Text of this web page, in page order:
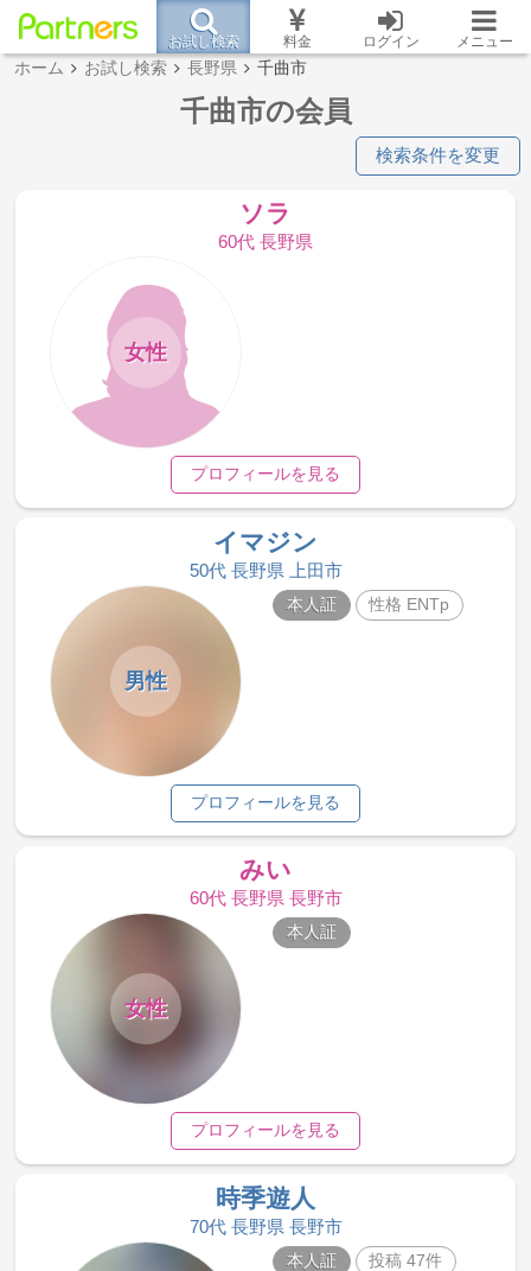
お試し検索 料金 ログイン メニュー
ホーム お試し検索 長野県 千曲市
千曲市の会員
検索条件を変更
ソラ
60代 長野県
女性
プロフィールを見る
イマジン
50代 長野県 上田市
男性
本人証 性格 ENTp
プロフィールを見る
みい
60代 長野県 長野市
女性
本人証
プロフィールを見る
時季遊人
70代 長野県 長野市
本人証 投稿 47件